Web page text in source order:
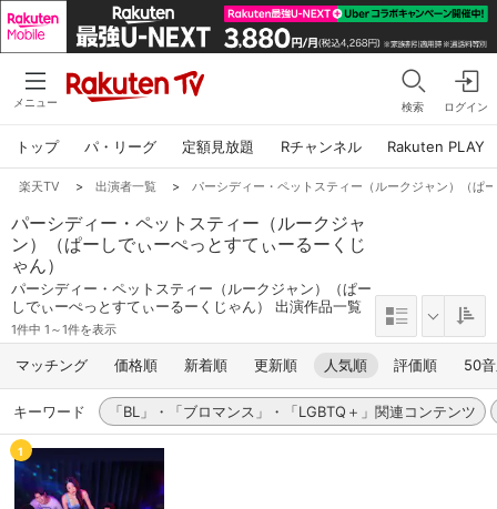
メニュー 検索 ログイン
トップ パ・リーグ 定額見放題 Rチャンネル Rakuten PLAY
楽天TV > 出演者一覧 > パーシディー・ペットスティー（ルークジャン）（ぱ
パーシディー・ペットスティー（ルークジャ
ン）（ぱーしでぃーぺっとすてぃーるーくじ
ゃん）
パーシディー・ペットスティー（ルークジャン）（ぱー
しでぃーぺっとすてぃーるーくじゃん） 出演作品一覧
1件中 1～1件を表示
マッチング 価格順 新着順 更新順 人気順 評価順 50
キーワード 「BL」・「ブロマンス」・「LGBTQ＋」関連コンテンツ
1